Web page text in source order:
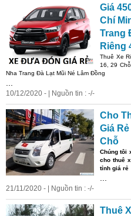
Giá
Chí
Trang
Riêng
Thuê Xe
16, 29
Nha Trang Đà Lạt Mũi Né Lâm Đồng
10/12/2020 - | Nguồn tin : -/-
Cho
Giá
Chỗ
Chúng tôi
cho thuê
tỉnh giá rẻ
21/11/2020 - | Nguồn tin : -/-
Thuê